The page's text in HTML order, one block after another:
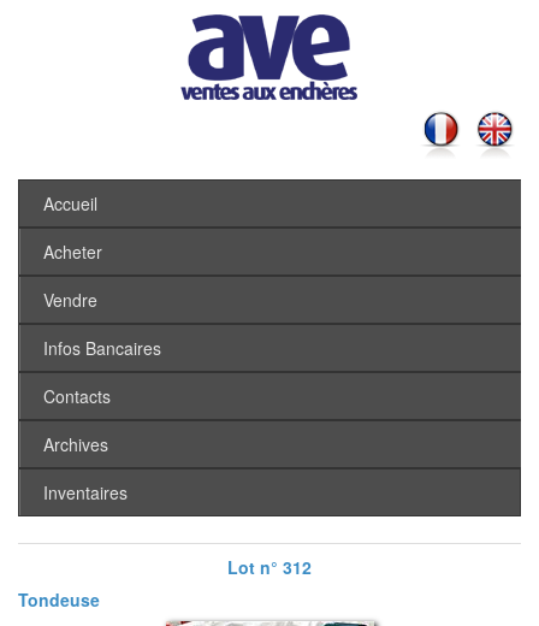
Accueil
Acheter
Vendre
Infos Bancaires
Contacts
Archives
Inventaires
Lot n° 312
Tondeuse